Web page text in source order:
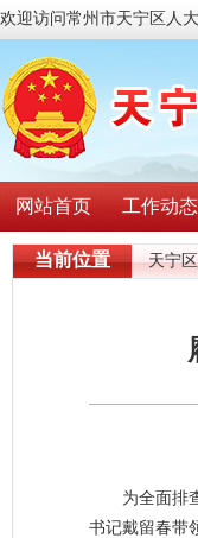
欢迎访问常州市天宁区人
网站首页 工作动态
当前位置 天宁
为全面排
书记戴留春带